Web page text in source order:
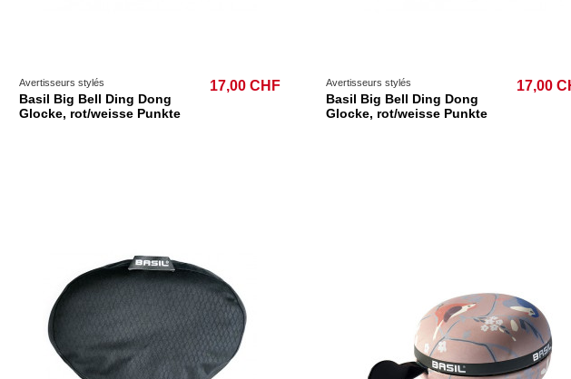
Avertisseurs stylés
Basil Big Bell Ding Dong
Glocke, rot/weisse Punkte
17,00 CHF Avertisseurs stylés
Basil Big Bell Ding Dong
Glocke, rot/weisse Punkte
17,00